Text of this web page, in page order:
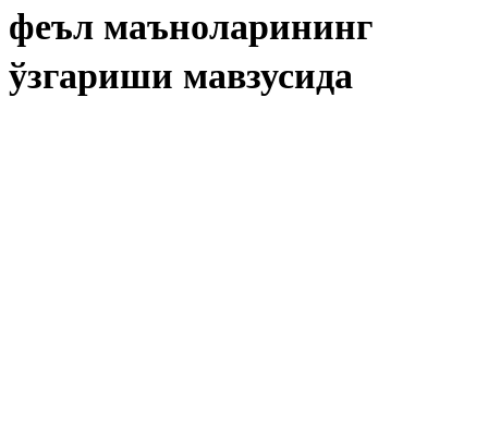
феъл маъноларининг
ўзгариши мавзусида